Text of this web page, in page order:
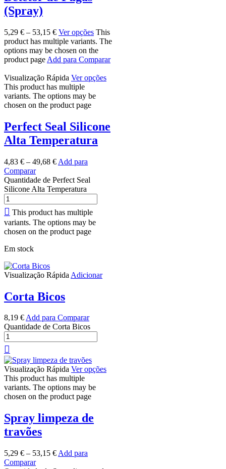
(Spray)
5,29 € – 53,15 € Ver opções This
product has multiple variants. The
options may be chosen on the
product page Add para Comparar
Visualização Rápida Ver opções
This product has multiple
variants. The options may be
chosen on the product page
Perfect Seal Silicone
Alta Temperatura
4,83 € – 49,68 € Add para
Comparar
Quantidade de Perfect Seal
Silicone Alta Temperatura
This product has multiple
variants. The options may be
chosen on the product page
Em stock
Visualização Rápida Adicionar
Corta Bicos
8,19 €Add para Comparar
Quantidade de Corta Bicos
Visualização Rápida Ver opções
This product has multiple
variants. The options may be
chosen on the product page
Spray limpeza de
travões
5,29 € – 53,15 € Add para
Comparar